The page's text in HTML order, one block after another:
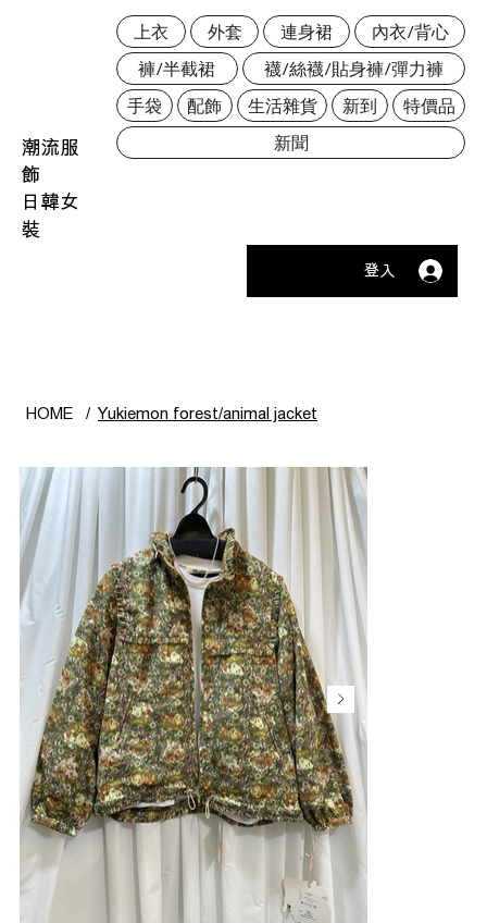
潮流服
飾
日韓女
裝
上衣 外套 連身裙
內衣/背心
褲/半截裙
襪/絲襪/貼身褲/彈力褲
手袋
配飾 生活雜貨 新到
特價品
新聞
登入
HOME / Yukiemon forest/animal jacket